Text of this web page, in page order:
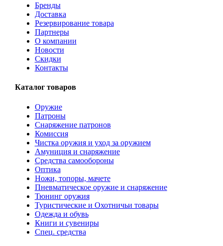
Бренды
Доставка
Резервирование товара
Партнеры
О компании
Новости
Скидки
Контакты
Каталог товаров
Оружие
Патроны
Снаряжение патронов
Комиссия
Чистка оружия и уход за оружием
Амуниция и снаряжение
Средства самообороны
Оптика
Ножи, топоры, мачете
Пневматическое оружие и снаряжение
Тюнинг оружия
Туристические и Охотничьи товары
Одежда и обувь
Книги и сувениры
Спец. средства